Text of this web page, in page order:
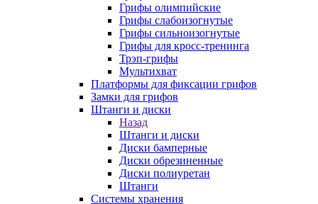
Грифы олимпийские
Грифы слабоизогнутые
Грифы сильноизогнутые
Грифы для кросс-тренинга
Трэп-грифы
Мультихват
Платформы для фиксации грифов
Замки для грифов
Штанги и диски
Назад
Штанги и диски
Диски бамперные
Диски обрезиненные
Диски полиуретан
Штанги
Системы хранения